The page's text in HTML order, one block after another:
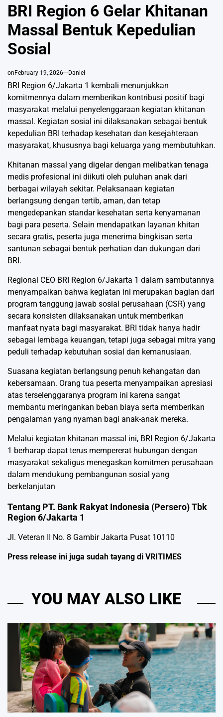
IN
BRI Region 6 Gelar Khitanan
Massal Bentuk Kepedulian
Sosial
on February 19, 2026 Daniel
BRI Region 6/Jakarta 1 kembali menunjukkan
komitmennya dalam memberikan kontribusi positif bagi
masyarakat melalui penyelenggaraan kegiatan khitanan
massal. Kegiatan sosial ini dilaksanakan sebagai bentuk
kepedulian BRI terhadap kesehatan dan kesejahteraan
masyarakat, khususnya bagi keluarga yang membutuhkan.
Khitanan massal yang digelar dengan melibatkan tenaga
medis profesional ini diikuti oleh puluhan anak dari
berbagai wilayah sekitar. Pelaksanaan kegiatan
berlangsung dengan tertib, aman, dan tetap
mengedepankan standar kesehatan serta kenyamanan
bagi para peserta. Selain mendapatkan layanan khitan
secara gratis, peserta juga menerima bingkisan serta
santunan sebagai bentuk perhatian dan dukungan dari
BRI.
Regional CEO BRI Region 6/Jakarta 1 dalam sambutannya
menyampaikan bahwa kegiatan ini merupakan bagian dari
program tanggung jawab sosial perusahaan (CSR) yang
secara konsisten dilaksanakan untuk memberikan
manfaat nyata bagi masyarakat. BRI tidak hanya hadir
sebagai lembaga keuangan, tetapi juga sebagai mitra yang
peduli terhadap kebutuhan sosial dan kemanusiaan.
Suasana kegiatan berlangsung penuh kehangatan dan
kebersamaan. Orang tua peserta menyampaikan apresiasi
atas terselenggaranya program ini karena sangat
membantu meringankan beban biaya serta memberikan
pengalaman yang nyaman bagi anak-anak mereka.
Melalui kegiatan khitanan massal ini, BRI Region 6/Jakarta
1 berharap dapat terus mempererat hubungan dengan
masyarakat sekaligus menegaskan komitmen perusahaan
dalam mendukung pembangunan sosial yang
berkelanjutan
Tentang PT. Bank Rakyat Indonesia (Persero) Tbk
Region 6/Jakarta 1
Jl. Veteran II No. 8 Gambir Jakarta Pusat 10110
Press release ini juga sudah tayang di VRITIMES
YOU MAY ALSO LIKE